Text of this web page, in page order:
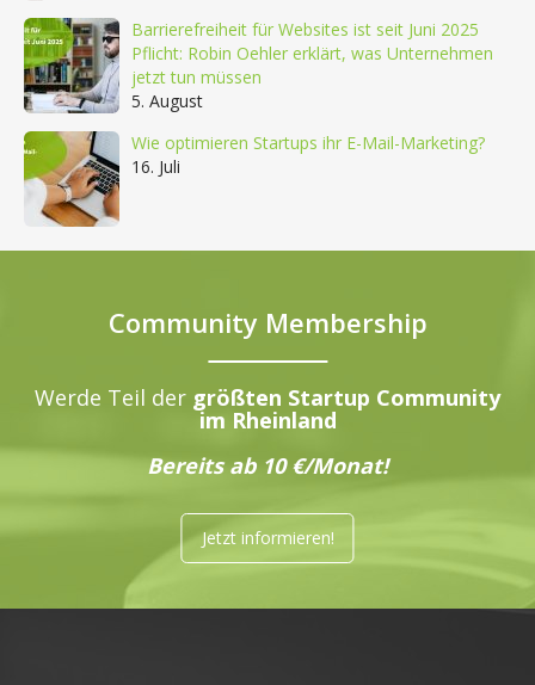
Barrierefreiheit für Websites ist seit Juni 2025
Pflicht: Robin Oehler erklärt, was Unternehmen
jetzt tun müssen
5. August
Wie optimieren Startups ihr E-Mail-Marketing?
16. Juli
Community Membership
Werde Teil der größten Startup Community
im Rheinland
Bereits ab 10 €/Monat!
Jetzt informieren!